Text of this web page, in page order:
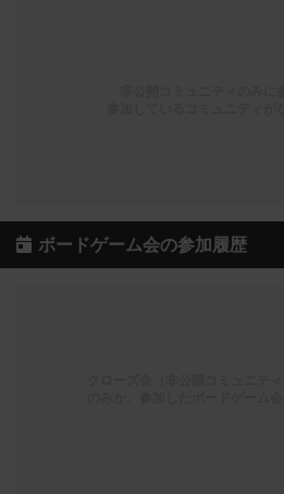
ボードゲーム会の参加履歴